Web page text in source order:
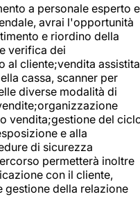
a personale esperto e
avrai l'opportunità
e riordino della
verifica dei
al cliente;vendita assistita
cassa, scanner per
diverse modalità di
vendita;gestione del
e alla
di sicurezza
permetterà inoltre
con il cliente,
gestione della relazione